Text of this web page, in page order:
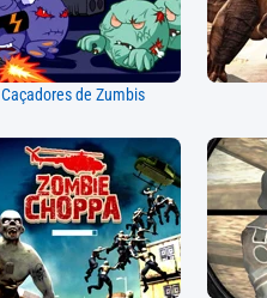
Caçadores de Zumbis